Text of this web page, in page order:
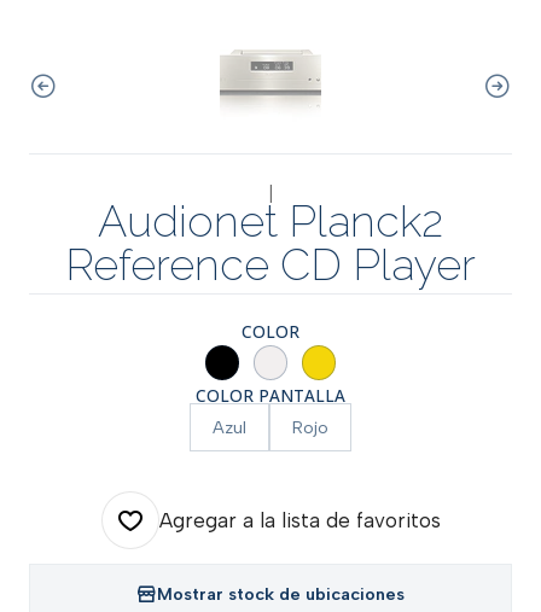
|
Audionet Planck2
Reference CD Player
COLOR
COLOR PANTALLA
Azul Rojo
Agregar a la lista de favoritos
Mostrar stock de ubicaciones